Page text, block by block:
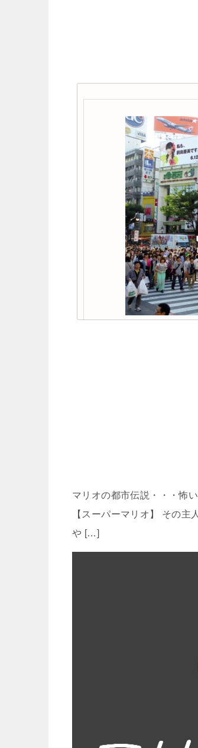
マリオの都市伝説・・・怖
【スーパーマリオ】 その
や […]